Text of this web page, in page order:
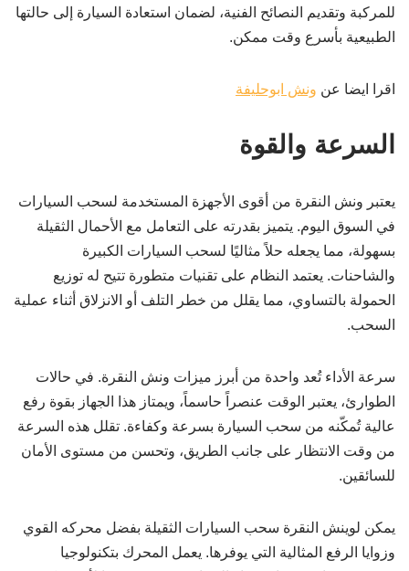
للمركبة وتقديم النصائح الفنية، لضمان استعادة السيارة إلى حالتها
الطبيعية بأسرع وقت ممكن.
اقرا ايضا عن ونش ابوحليفة
السرعة والقوة
يعتبر ونش النقرة من أقوى الأجهزة المستخدمة لسحب السيارات
في السوق اليوم. يتميز بقدرته على التعامل مع الأحمال الثقيلة
بسهولة، مما يجعله حلاً مثاليًا لسحب السيارات الكبيرة
والشاحنات. يعتمد النظام على تقنيات متطورة تتيح له توزيع
الحمولة بالتساوي، مما يقلل من خطر التلف أو الانزلاق أثناء عملية
السحب.
سرعة الأداء تُعد واحدة من أبرز ميزات ونش النقرة. في حالات
الطوارئ، يعتبر الوقت عنصراً حاسماً، ويمتاز هذا الجهاز بقوة رفع
عالية تُمكّنه من سحب السيارة بسرعة وكفاءة. تقلل هذه السرعة
من وقت الانتظار على جانب الطريق، وتحسن من مستوى الأمان
للسائقين.
يمكن لوينش النقرة سحب السيارات الثقيلة بفضل محركه القوي
وزوايا الرفع المثالية التي يوفرها. يعمل المحرك بتكنولوجيا